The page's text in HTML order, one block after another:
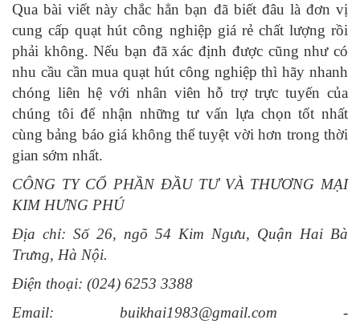
Qua bài viết này chắc hẳn bạn đã biết đâu là đơn vị
cung cấp quạt hút công nghiệp giá rẻ chất lượng rồi
phải không. Nếu bạn đã xác định được cũng như có
nhu cầu cần mua quạt hút công nghiệp thì hãy nhanh
chóng liên hệ với nhân viên hỗ trợ trực tuyến của
chúng tôi để nhận những tư vấn lựa chọn tốt nhất
cùng bảng báo giá không thể tuyệt vời hơn trong thời
gian sớm nhất.
CÔNG TY CỔ PHẦN ĐẦU TƯ VÀ THƯƠNG MẠI
KIM HƯNG PHÚ
Địa chỉ: Số 26, ngõ 54 Kim Ngưu, Quận Hai Bà
Trưng, Hà Nội.
Điện thoại: (024) 6253 3388
Email: buikhai1983@gmail.com -